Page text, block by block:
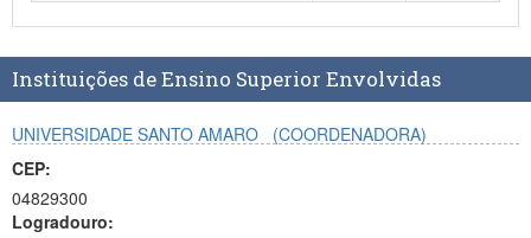
Instituições de Ensino Superior Envolvidas
UNIVERSIDADE SANTO AMARO
(COORDENADORA)
CEP:
04829300
Logradouro: